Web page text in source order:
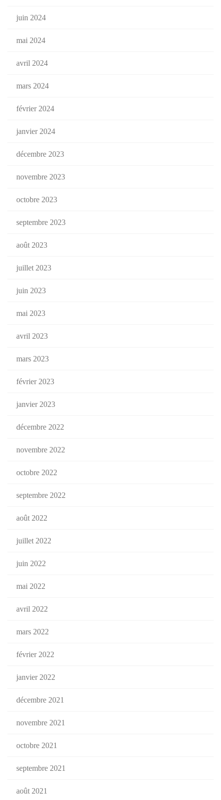
juin 2024
mai 2024
avril 2024
mars 2024
février 2024
janvier 2024
décembre 2023
novembre 2023
octobre 2023
septembre 2023
août 2023
juillet 2023
juin 2023
mai 2023
avril 2023
mars 2023
février 2023
janvier 2023
décembre 2022
novembre 2022
octobre 2022
septembre 2022
août 2022
juillet 2022
juin 2022
mai 2022
avril 2022
mars 2022
février 2022
janvier 2022
décembre 2021
novembre 2021
octobre 2021
septembre 2021
août 2021